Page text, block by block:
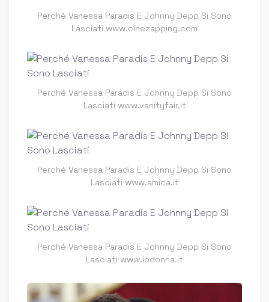
Perché Vanessa Paradis E Johnny Depp Si Sono
Lasciati www.cinezapping.com
Perché Vanessa Paradis E Johnny Depp Si Sono
Lasciati www.vanityfair.it
Perché Vanessa Paradis E Johnny Depp Si Sono
Lasciati www.amica.it
Perché Vanessa Paradis E Johnny Depp Si Sono
Lasciati www.iodonna.it